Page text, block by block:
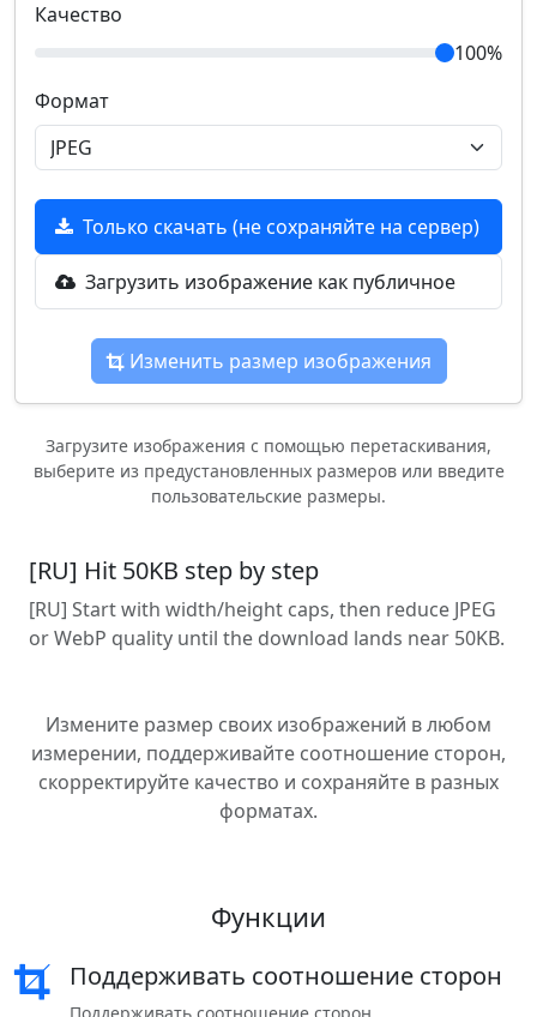
Качество
100%
Формат
Только скачать (не сохраняйте на сервер)
Загрузить изображение как публичное
Изменить размер изображения
Загрузите изображения с помощью перетаскивания,
выберите из предустановленных размеров или введите
пользовательские размеры.
[RU] Hit 50KB step by step
[RU] Start with width/height caps, then reduce JPEG
or WebP quality until the download lands near 50KB.
Измените размер своих изображений в любом
измерении, поддерживайте соотношение сторон,
скорректируйте качество и сохраняйте в разных
форматах.
Функции
Поддерживать соотношение сторон